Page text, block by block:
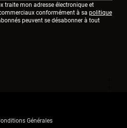
traite mon adresse électronique et
conformément à sa politique
peuvent se désabonner à tout
Générales